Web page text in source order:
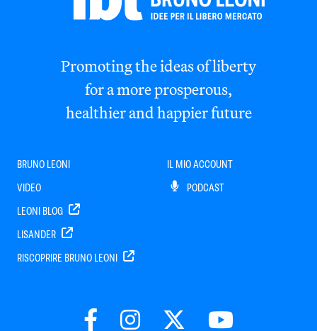
Promoting the ideas of liberty
for a more prosperous,
healthier and happier future
BRUNO LEONI
VIDEO
LEONI BLOG
LISANDER
RISCOPRIRE BRUNO LEONI
IL MIO ACCOUNT
PODCAST